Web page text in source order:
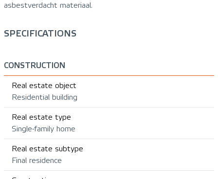
asbestverdacht materiaal.
SPECIFICATIONS
CONSTRUCTION
Real estate object
Residential building
Real estate type
Single-family home
Real estate subtype
Final residence